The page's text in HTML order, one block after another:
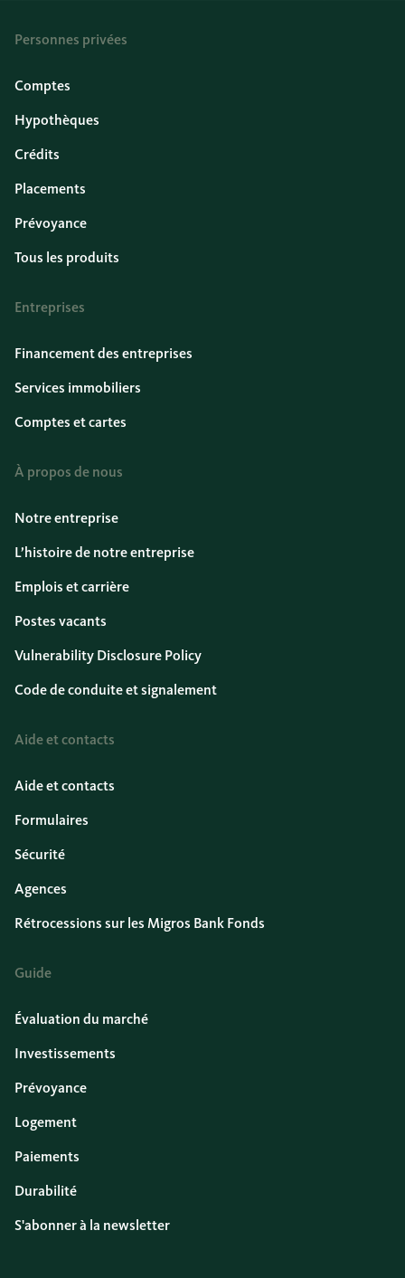
Personnes privées
Comptes
Hypothèques
Crédits
Placements
Prévoyance
Tous les produits
Entreprises
Financement des entreprises
Services immobiliers
Comptes et cartes
À propos de nous
Notre entreprise
L’histoire de notre entreprise
Emplois et carrière
Postes vacants
Vulnerability Disclosure Policy
Code de conduite et signalement
Aide et contacts
Aide et contacts
Formulaires
Sécurité
Agences
Rétrocessions sur les Migros Bank Fonds
Guide
Évaluation du marché
Investissements
Prévoyance
Logement
Paiements
Durabilité
S'abonner à la newsletter